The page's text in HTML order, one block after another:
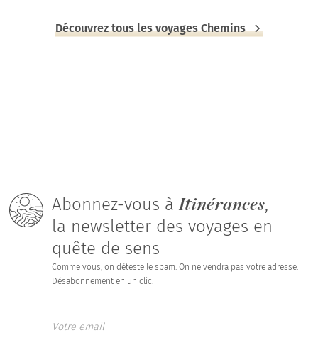
Découvrez tous les voyages Chemins
Abonnez-vous àItinérances,
la newsletter des voyages en
quête de sens
Comme vous, on déteste le spam. On ne vendra pas votre adresse.
Désabonnement en un clic.